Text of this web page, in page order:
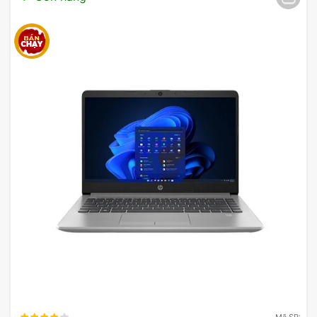
video hoặc chơi game, thời lượng pin giảm xuống
nhưng vẫn đủ để duy trì hoạt động trong khoảng 5
đến 7 giờ. Việc trang bị chế độ tiết kiệm pin giúp
người dùng tối ưu thời gian sử dụng trong những
điện gần bên.
Nhận xét từ người dùng
Tham khảo ý kiến từ nhiều người dùng thực tế,
Lenovo Ideapad Slim 5nhận được những phản hồi
tích cực về trải nghiệm sử dụng. Nhiều người dùng
khen ngợi thiết kế mỏng nhẹ, giúp laptop dễ dàng
mang theo bên mình. Bên cạnh đó, hiệu suất mạnh